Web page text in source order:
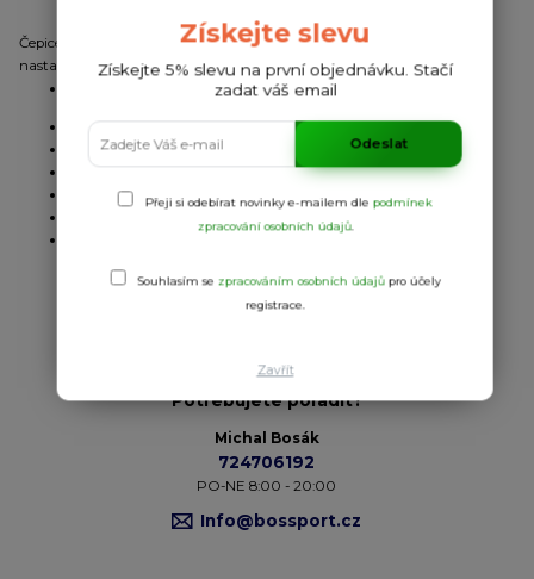
Čepice dětská
nastavitelná
Kepr broušený, 100 % bavlna
vyztužené 2 prední panely
obšité vetrací otvory
Potřebujete poradit?
Michal Bosák
724706192
PO-NE 8:00 - 20:00
Info@bossport.cz
Získejte slevu
Získejte 5% slevu na první objednávku. Stačí
zadat váš email
Odeslat
Přeji si odebírat novinky e-mailem dle podmínek
zpracování osobních údajů.
Souhlasím se zpracováním osobních údajůpro účely
registrace.
Zavřít